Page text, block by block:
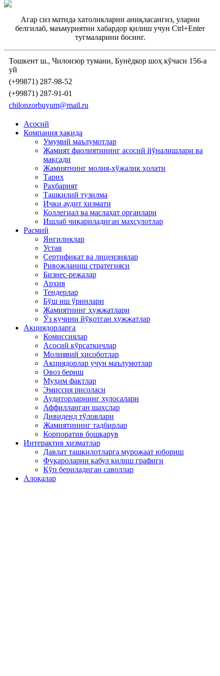
Агар сиз матнда хатоликларни аниқласангиз, уларни
белгилаб, маъмуриятни хабардор қилиш учун Ctrl+Enter
тугмаларини босинг.
Тошкент ш., Чилонзор тумани, Бунёдкор шоҳ кўчаси 156-а
уй
(+99871) 287-98-52
(+99871) 287-91-01
chilonzorbuyum@mail.ru
Асосий
Компания ҳақида
Умумий маълумотлар
Жамият фаолиятининг асосий йўналишлари ва
мақсади
Жамиятнинг молия-хўжалик ҳолати
Тарих
Раҳбарият
Ташкилий тузилма
Ички аудит хизмати
Коллегиал ва маслаҳат органлари
Ишлаб чиқариладиган маҳсулотлар
Расмий
Янгиликлар
Устав
Сертификат ва лицензиялар
Ривожланиш стратегияси
Бизнес-режалар
Архив
Тендерлар
Бўш иш ўринлари
Жамиятнинг ҳужжатлари
Ўз кучини йўқотган ҳужжатлар
Акциядорларга
Комиссиялар
Асосий кўрсаткичлар
Молиявий ҳисоботлар
Акциядорлар учун маълумотлар
Овоз бериш
Муҳим фактлар
Эмиссия рисоласи
Аудиторларнинг хулосалари
Аффилланган шахслар
Дивиденд тўловлари
Жамиятининг тадбирлар
Корпоратив бошқарув
Интерактив хизматлар
Давлат ташкилотларга мурожаат юбориш
Фуқароларни қабул қилиш графиги
Кўп бериладиган саволлар
Алоқалар